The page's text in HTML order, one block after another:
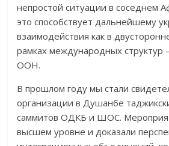
непростой ситуации в соседнем
это способствует дальнейшему
взаимодействия как в
рамках международных
ООН.
В прошлом году мы стали
организации в Душанбе
саммитов ОДКБ и ШОС.
высшем уровне и доказали